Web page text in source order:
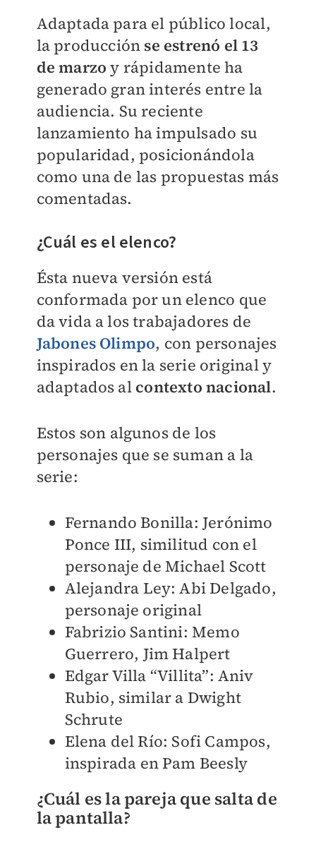
Adaptada para el público local,
la producción se estrenó el 13
de marzo y rápidamente ha
generado gran interés entre la
audiencia. Su reciente
lanzamiento ha impulsado su
popularidad, posicionándola
como una de las propuestas más
comentadas.
¿Cuál es el elenco?
Ésta nueva versión está
conformada por un elenco que
da vida a los trabajadores de
Jabones Olimpo, con personajes
inspirados en la serie original y
adaptados al contexto nacional.
Estos son algunos de los
personajes que se suman a la
serie:
Fernando Bonilla: Jerónimo
Ponce III, similitud con el
personaje de Michael Scott
Alejandra Ley: Abi Delgado,
personaje original
Fabrizio Santini: Memo
Guerrero, Jim Halpert
Edgar Villa “Villita”: Aniv
Rubio, similar a Dwight
Schrute
Elena del Río: Sofi Campos,
inspirada en Pam Beesly
¿Cuál es la pareja que salta de
la pantalla?